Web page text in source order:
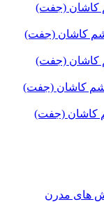
کاشان (جفت)
کاشان (جفت)
کاشان (جفت)
های مدرن